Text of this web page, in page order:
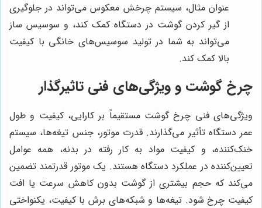
عنوان مثال، سیستم چرخش معکوس می‌تواند در جلوگیری
از گیر کردن گوشت در دستگاه کمک کند، و سوسیس ساز
می‌تواند به شما در تولید سوسیس‌های خانگی با کیفیت
بالا کمک کند.
چرخ گوشت و ویژگی‌های فنی تاثیرگذار
ویژگی‌های فنی چرخ گوشت مستقیماً بر کارایی، کیفیت و طول
عمر دستگاه تأثیر می‌گذارند. قدرت موتور، جنس تیغه‌ها، سیستم
خنک‌کننده، و کیفیت مواد به کار رفته در بدنه، همه عوامل
تعیین‌کننده در عملکرد دستگاه هستند. یک موتور قدرتمند تضمین
می‌کند که حجم بیشتری از گوشت بدون کاهش سرعت یا افت
کیفیت چرخ شود. تیغه‌ها و شبکه‌های برش با کیفیت، یکنواختی